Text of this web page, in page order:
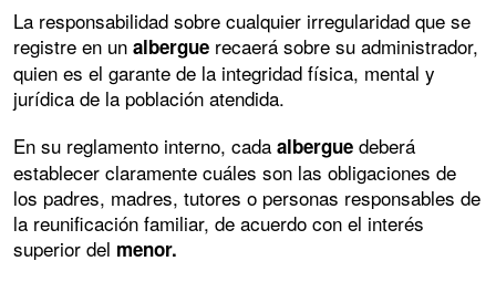
La responsabilidad sobre cualquier irregularidad que se
registre en un albergue recaerá sobre su administrador,
quien es el garante de la integridad física, mental y
jurídica de la población atendida.
En su reglamento interno, cada albergue deberá
establecer claramente cuáles son las obligaciones de
los padres, madres, tutores o personas responsables de
la reunificación familiar, de acuerdo con el interés
superior del menor.